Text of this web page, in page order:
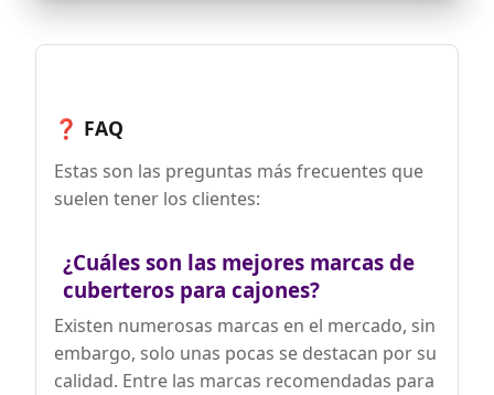
gracias a su exclusivo diseño en los
bordes podrás moverlo con facilidad.
Para limpiarlo, simplemente acláralo
❓ FAQ
Estas son las preguntas más frecuentes que
suelen tener los clientes:
¿Cuáles son las mejores marcas de
cuberteros para cajones?
Existen numerosas marcas en el mercado, sin
embargo, solo unas pocas se destacan por su
calidad. Entre las marcas recomendadas para